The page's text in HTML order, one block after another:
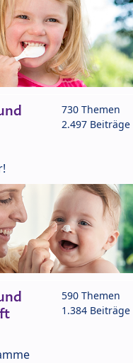
730 Themen
2.497 Beiträge
590 Themen
1.384 Beiträge